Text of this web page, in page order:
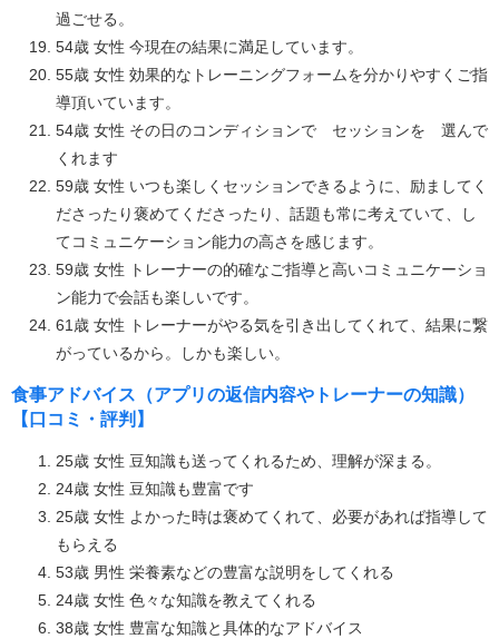
過ごせる。
54歳 女性 今現在の結果に満足しています。
55歳 女性 効果的なトレーニングフォームを分かりやすくご指
導頂いています。
54歳 女性 その日のコンディションで セッションを 選んで
くれます
59歳 女性 いつも楽しくセッションできるように、励ましてく
ださったり褒めてくださったり、話題も常に考えていて、し
てコミュニケーション能力の高さを感じます。
59歳 女性 トレーナーの的確なご指導と高いコミュニケーショ
ン能力で会話も楽しいです。
61歳 女性 トレーナーがやる気を引き出してくれて、結果に繋
がっているから。しかも楽しい。
食事アドバイス（アプリの返信内容やトレーナーの知識）
【口コミ・評判】
25歳 女性 豆知識も送ってくれるため、理解が深まる。
24歳 女性 豆知識も豊富です
25歳 女性 よかった時は褒めてくれて、必要があれば指導して
もらえる
53歳 男性 栄養素などの豊富な説明をしてくれる
24歳 女性 色々な知識を教えてくれる
38歳 女性 豊富な知識と具体的なアドバイス